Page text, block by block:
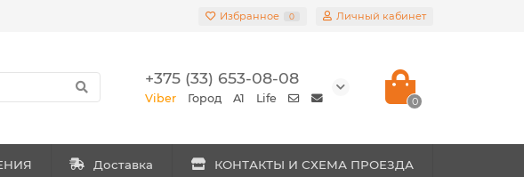
Избранное 0 Личный кабинет
+375 (33) 653-08-08
Viber Город A1 Life 0
Доставка КОНТАКТЫ И СХЕМА ПРОЕЗДА